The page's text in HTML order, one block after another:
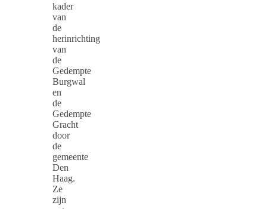
kader
van
de
herinrichting
van
de
Gedempte
Burgwal
en
de
Gedempte
Gracht
door
de
gemeente
Den
Haag.
Ze
zijn